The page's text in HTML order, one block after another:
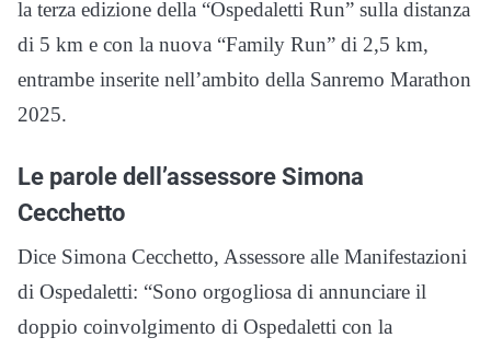
la terza edizione della “Ospedaletti Run” sulla distanza
di 5 km e con la nuova “Family Run” di 2,5 km,
entrambe inserite nell’ambito della Sanremo Marathon
2025.
Le parole dell’assessore Simona
Cecchetto
Dice Simona Cecchetto, Assessore alle Manifestazioni
di Ospedaletti: “Sono orgogliosa di annunciare il
doppio coinvolgimento di Ospedaletti con la